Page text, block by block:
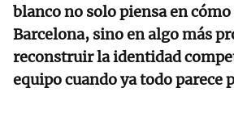
blanco no solo piensa en
Barcelona, sino en algo más
reconstruir la identidad
equipo cuando ya todo parece